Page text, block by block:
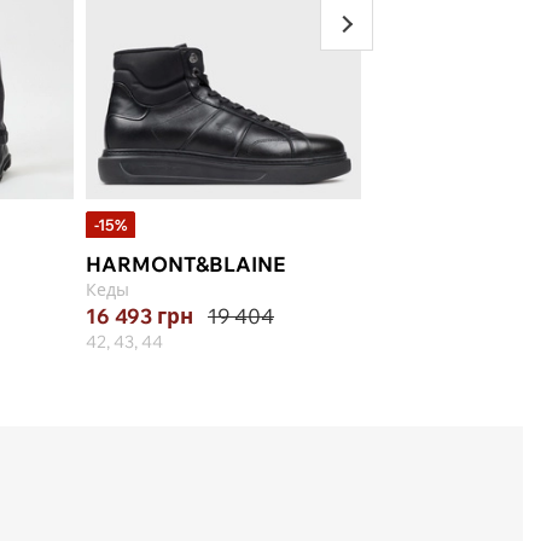
-15%
HARMONT&BLAINE
Кеды
16 493 грн 19 404
42, 43, 44